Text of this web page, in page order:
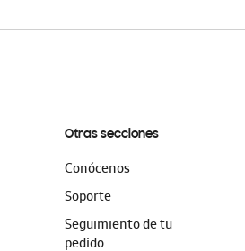
galería
Otras secciones
Conócenos
Soporte
Seguimiento de tu
pedido